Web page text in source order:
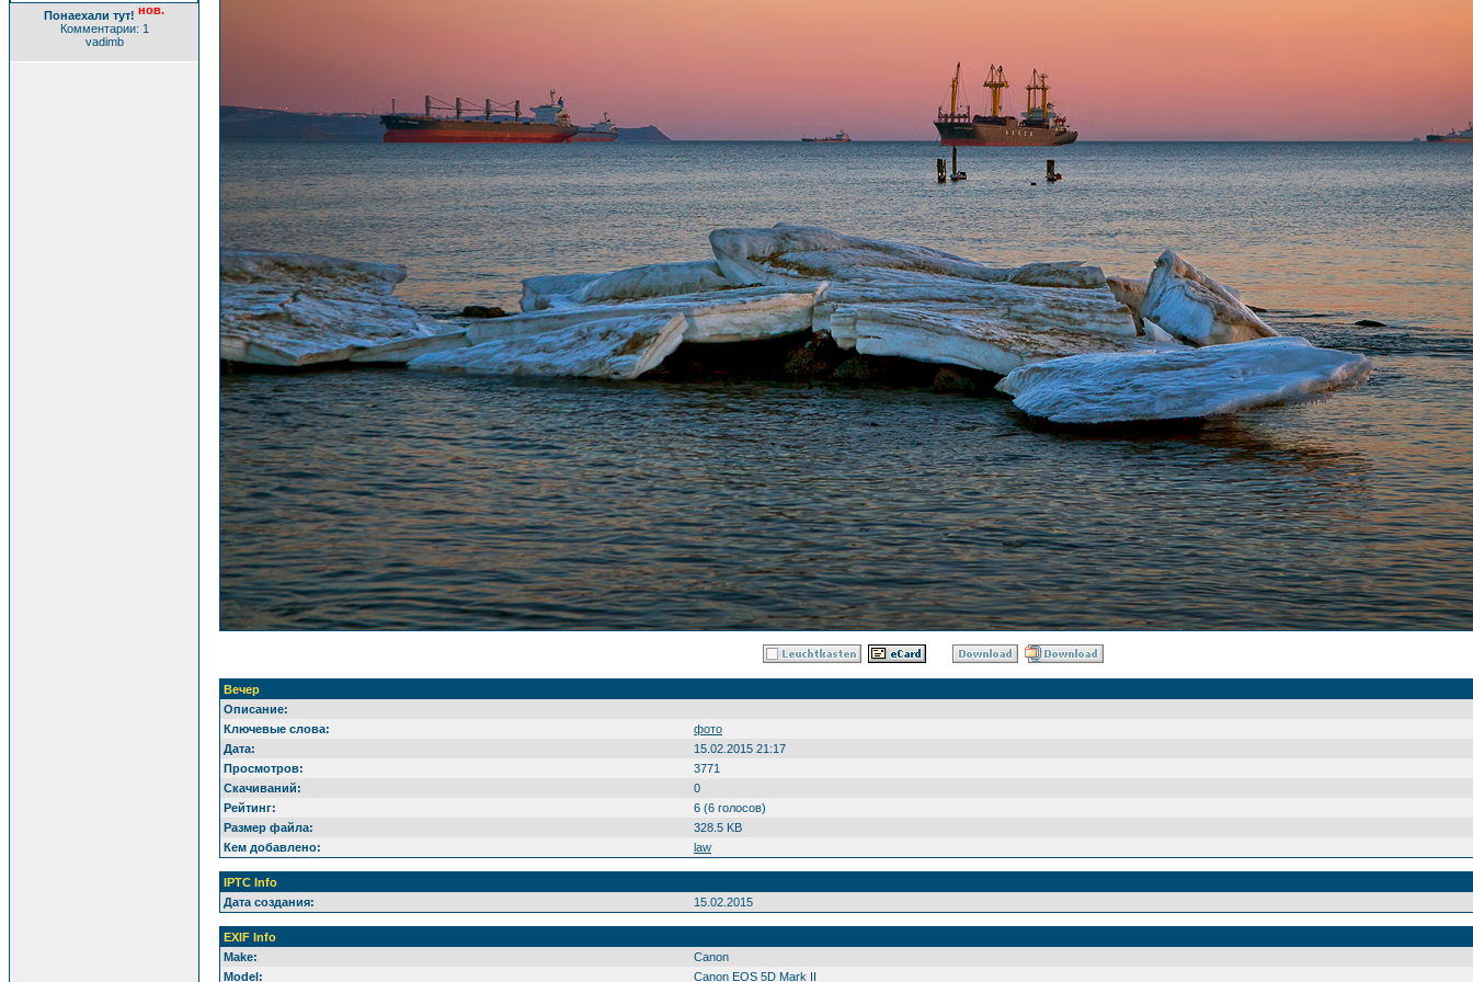
Понаехали тут! нов.
Комментарии: 1
vadimb
Вечер
Описание:
Ключевые слова:
фото
Дата:
15.02.2015 21:17
Просмотров:
3771
Скачиваний:
0
Рейтинг:
6 (6 голосов)
Размер файла:
328.5 KB
Кем добавлено:
law
IPTC Info
Дата создания:
15.02.2015
EXIF Info
Make:
Canon
Model:
Canon EOS 5D Mark II